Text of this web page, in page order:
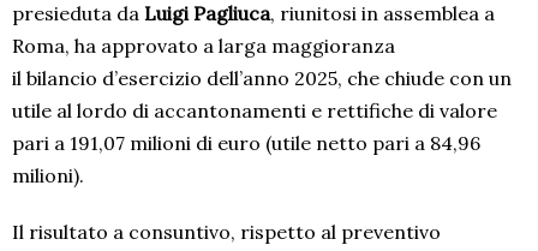
presieduta da Luigi Pagliuca, riunitosi in assemblea a
Roma, ha approvato a larga maggioranza
il bilancio d’esercizio dell’anno 2025, che chiude con un
utile al lordo di accantonamenti e rettifiche di valore
pari a 191,07 milioni di euro (utile netto pari a 84,96
milioni).
Il risultato a consuntivo, rispetto al preventivo